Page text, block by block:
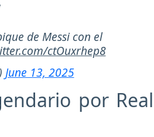
de Messi con el
ctOuxrhep8
June 13, 2025
por Real